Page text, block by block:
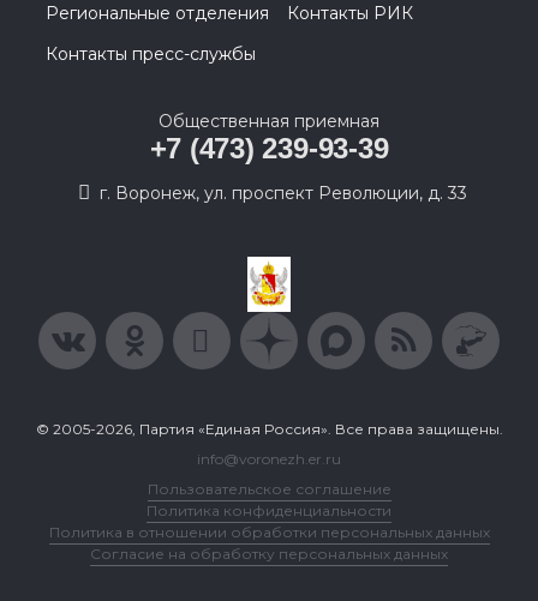
Региональные отделения
Контакты РИК
Контакты пресс-службы
Общественная приемная
+7 (473) 239-93-39
г. Воронеж, ул. проспект Революции, д. 33
© 2005-2026, Партия «Единая Россия». Все права защищены.
info@voronezh.er.ru
Пользовательское соглашение
Политика конфиденциальности
Политика в отношении обработки персональных данных
Согласие на обработку персональных данных